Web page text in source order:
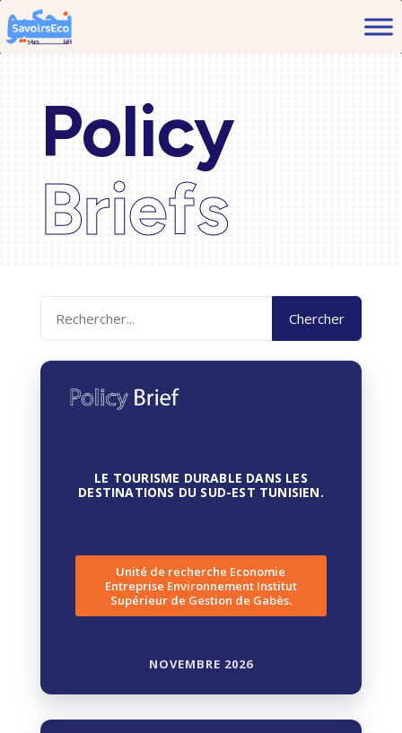
Policy
Briefs
Chercher
LE TOURISME DURABLE DANS LES
DESTINATIONS DU SUD-EST TUNISIEN.
Unité de recherche Economie
Entreprise Environnement Institut
Supérieur de Gestion de Gabès.
NOVEMBRE 2026